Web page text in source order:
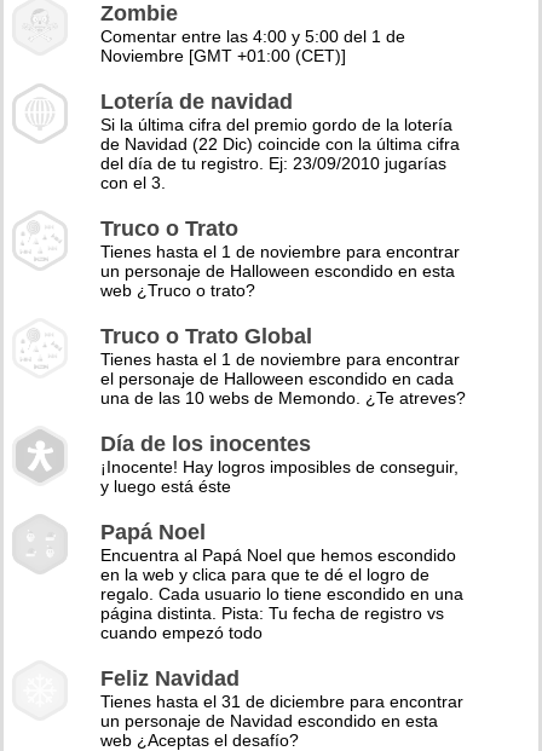
Zombie
Comentar entre las 4:00 y 5:00 del 1 de
Noviembre [GMT +01:00 (CET)]
Lotería de navidad
Si la última cifra del premio gordo de la lotería
de Navidad (22 Dic) coincide con la última cifra
del día de tu registro. Ej: 23/09/2010 jugarías
con el 3.
Truco o Trato
Tienes hasta el 1 de noviembre para encontrar
un personaje de Halloween escondido en esta
web ¿Truco o trato?
Truco o Trato Global
Tienes hasta el 1 de noviembre para encontrar
el personaje de Halloween escondido en cada
una de las 10 webs de Memondo. ¿Te atreves?
Día de los inocentes
¡Inocente! Hay logros imposibles de conseguir,
y luego está éste
Papá Noel
Encuentra al Papá Noel que hemos escondido
en la web y clica para que te dé el logro de
regalo. Cada usuario lo tiene escondido en una
página distinta. Pista: Tu fecha de registro vs
cuando empezó todo
Feliz Navidad
Tienes hasta el 31 de diciembre para encontrar
un personaje de Navidad escondido en esta
web ¿Aceptas el desafío?